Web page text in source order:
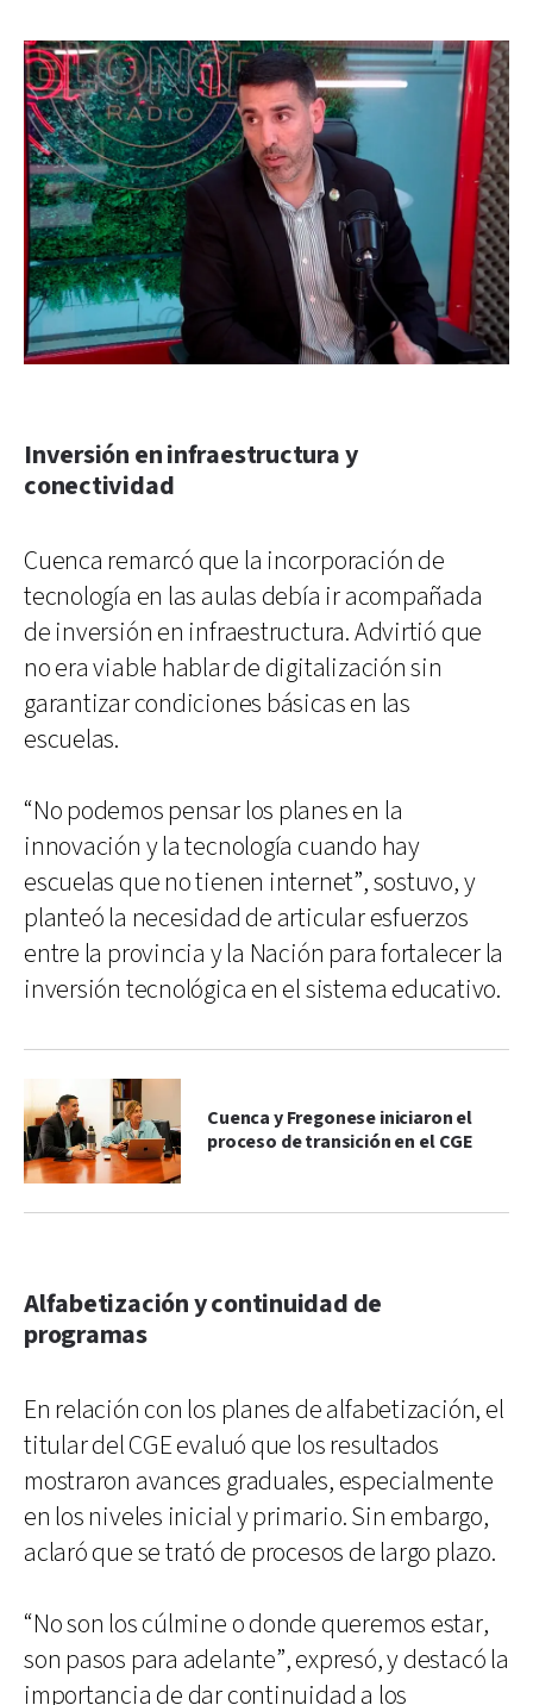
Inversión en infraestructura y
conectividad
Cuenca remarcó que la incorporación de
tecnología en las aulas debía ir acompañada
de inversión en infraestructura. Advirtió que
no era viable hablar de digitalización sin
garantizar condiciones básicas en las
escuelas.
“No podemos pensar los planes en la
innovación y la tecnología cuando hay
escuelas que no tienen internet”, sostuvo, y
planteó la necesidad de articular esfuerzos
entre la provincia y la Nación para fortalecer la
inversión tecnológica en el sistema educativo.
Cuenca y Fregonese iniciaron el
proceso de transición en el CGE
Alfabetización y continuidad de
programas
En relación con los planes de alfabetización, el
titular del CGE evaluó que los resultados
mostraron avances graduales, especialmente
en los niveles inicial y primario. Sin embargo,
aclaró que se trató de procesos de largo plazo.
“No son los cúlmine o donde queremos estar,
son pasos para adelante”, expresó, y destacó la
importancia de dar continuidad a los